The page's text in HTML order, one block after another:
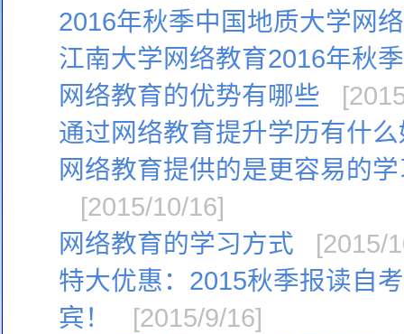
2016年秋季中国地质大学网
江南大学网络教育2016年秋
网络教育的优势有哪些
通过网络教育提升学历有什
网络教育提供的是更容易的
[2015/10/16]
网络教育的学习方式
[2015/
特大优惠：2015秋季报读自
宾！
[2015/9/16]